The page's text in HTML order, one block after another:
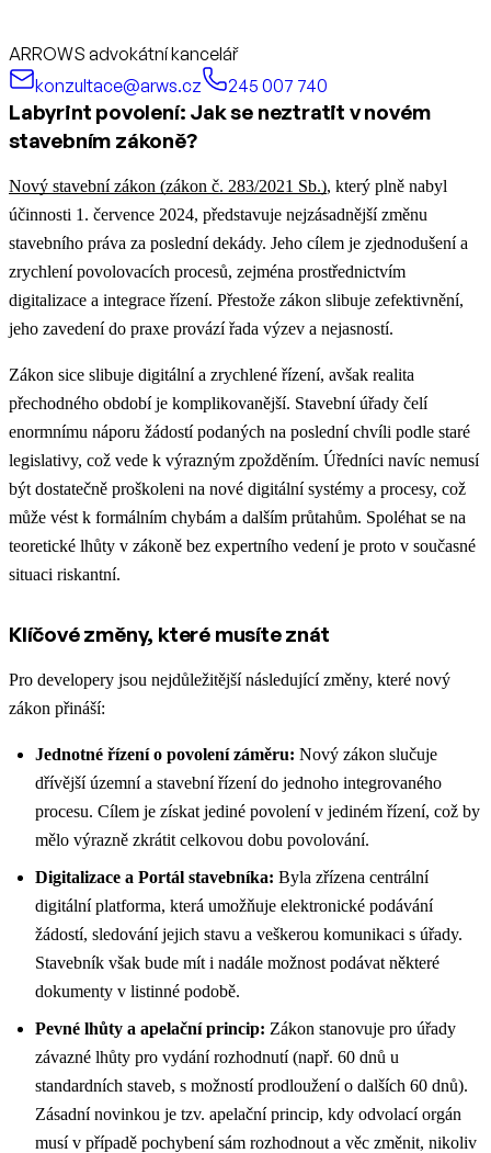
ARROWS advokátní kancelář
konzultace@arws.cz
245 007 740
Labyrint povolení: Jak se neztratit v novém
stavebním zákoně?
Nový stavební zákon (zákon č. 283/2021 Sb.), který plně nabyl
účinnosti 1. července 2024, představuje nejzásadnější změnu
stavebního práva za poslední dekády. Jeho cílem je zjednodušení a
zrychlení povolovacích procesů, zejména prostřednictvím
digitalizace a integrace řízení. Přestože zákon slibuje zefektivnění,
jeho zavedení do praxe provází řada výzev a nejasností.
Zákon sice slibuje digitální a zrychlené řízení, avšak realita
přechodného období je komplikovanější. Stavební úřady čelí
enormnímu náporu žádostí podaných na poslední chvíli podle staré
legislativy, což vede k výrazným zpožděním. Úředníci navíc nemusí
být dostatečně proškoleni na nové digitální systémy a procesy, což
může vést k formálním chybám a dalším průtahům. Spoléhat se na
teoretické lhůty v zákoně bez expertního vedení je proto v současné
situaci riskantní.
Klíčové změny, které musíte znát
Pro developery jsou nejdůležitější následující změny, které nový
zákon přináší:
Jednotné řízení o povolení záměru: Nový zákon slučuje
dřívější územní a stavební řízení do jednoho integrovaného
procesu. Cílem je získat jediné povolení v jediném řízení, což by
mělo výrazně zkrátit celkovou dobu povolování.
Digitalizace a Portál stavebníka: Byla zřízena centrální
digitální platforma, která umožňuje elektronické podávání
žádostí, sledování jejich stavu a veškerou komunikaci s úřady.
Stavebník však bude mít i nadále možnost podávat některé
dokumenty v listinné podobě.
Pevné lhůty a apelační princip: Zákon stanovuje pro úřady
závazné lhůty pro vydání rozhodnutí (např. 60 dnů u
standardních staveb, s možností prodloužení o dalších 60 dnů).
Zásadní novinkou je tzv. apelační princip, kdy odvolací orgán
musí v případě pochybení sám rozhodnout a věc změnit, nikoliv